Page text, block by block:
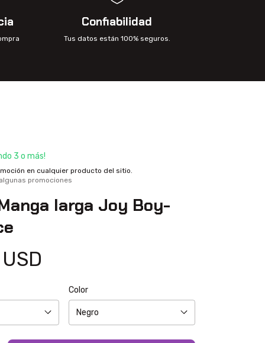
Confiabilidad
Tus datos están 100% seguros.
3 o más!
en cualquier producto del sitio.
promociones
larga Joy Boy-
Color